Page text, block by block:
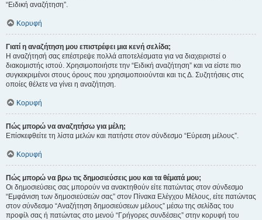
“Ειδική αναζήτηση”.
Κορυφή
Γιατί η αναζήτηση μου επιστρέφει μια κενή σελίδα;
Η αναζήτησή σας επέστρεψε πολλά αποτελέσματα για να διαχειριστεί ο
διακομιστής ιστού. Χρησιμοποιήστε την “Ειδική αναζήτηση” και να είστε πιο
συγκεκριμένοι στους όρους που χρησιμοποιούνται και τις Δ. Συζητήσεις στις
οποίες θέλετε να γίνει η αναζήτηση.
Κορυφή
Πώς μπορώ να αναζητήσω για μέλη;
Επίσκεφθείτε τη λίστα μελών και πατήστε στον σύνδεσμο “Εύρεση μέλους”.
Κορυφή
Πώς μπορώ να βρω τις δημοσιεύσεις μου και τα θέματά μου;
Οι δημοσιεύσεις σας μπορούν να ανακτηθούν είτε πατώντας στον σύνδεσμο
“Εμφάνιση των δημοσιεύσεών σας” στον Πίνακα Ελέγχου Μέλους, είτε πατώντας
στον σύνδεσμο “Αναζήτηση δημοσιεύσεων μέλους” μέσω της σελίδας του
προφίλ σας ή πατώντας στο μενού “Γρήγορες συνδέσεις” στην κορυφή του